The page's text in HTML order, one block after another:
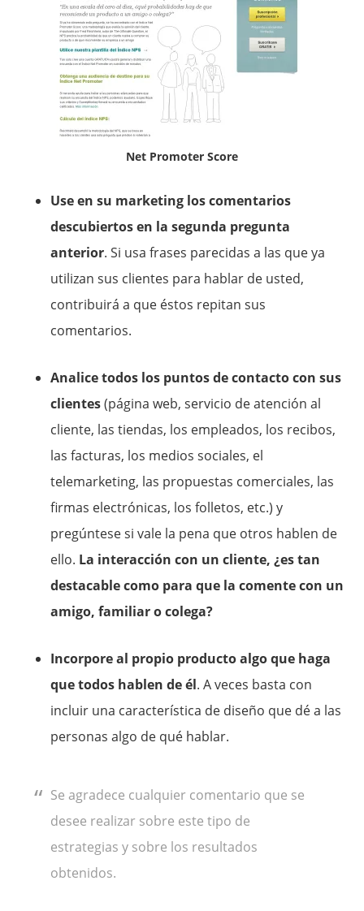
Net Promoter Score
Use en su marketing los comentarios
descubiertos en la segunda pregunta
anterior. Si usa frases parecidas a las que ya
utilizan sus clientes para hablar de usted,
contribuirá a que éstos repitan sus
comentarios.
Analice todos los puntos de contacto con sus
clientes(página web, servicio de atención al
cliente, las tiendas, los empleados, los recibos,
las facturas, los medios sociales, el
telemarketing, las propuestas comerciales, las
firmas electrónicas, los folletos, etc.) y
pregúntese si vale la pena que otros hablen de
ello. La interacción con un cliente, ¿es tan
destacable como para que la comente con un
amigo, familiar o colega?
Incorpore al propio producto algo que haga
que todos hablen de él. A veces basta con
incluir una característica de diseño que dé a las
personas algo de qué hablar.
Se agradece cualquier comentario que se
desee realizar sobre este tipo de
estrategias y sobre los resultados
obtenidos.